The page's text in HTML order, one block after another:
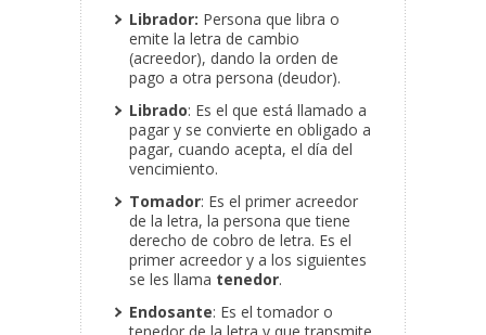
Librador: Persona que libra o
emite la letra de cambio
(acreedor), dando la orden de
pago a otra persona (deudor).
Librado: Es el que está llamado a
pagar y se convierte en obligado a
pagar, cuando acepta, el día del
vencimiento.
Tomador: Es el primer acreedor
de la letra, la persona que tiene
derecho de cobro de letra. Es el
primer acreedor y a los siguientes
se les llama tenedor.
Endosante: Es el tomador o